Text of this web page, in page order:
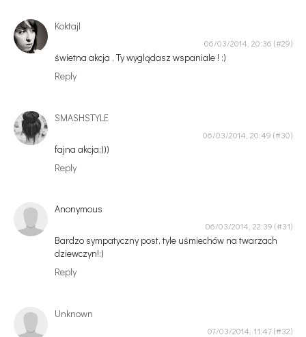
Koktajl
06/03/2014, 20:36
świetna akcja , Ty wyglądasz wspaniale ! :)
Reply
SMASHSTYLE
06/03/2014, 20:49
fajna akcja;)))
Reply
Anonymous
06/03/2014, 22:39
Bardzo sympatyczny post, tyle uśmiechów na twarzach
dziewczyn!:)
Reply
Unknown
07/03/2014, 11:47